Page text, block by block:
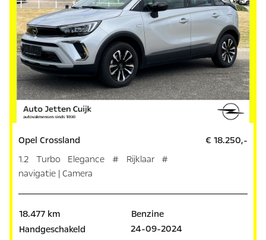
Opel Crossland
1.2 Turbo Elegance # Rijklaar #
navigatie | Camera
€ 18.250,-
18.477 km
Benzine
Handgeschakeld
24-09-2024